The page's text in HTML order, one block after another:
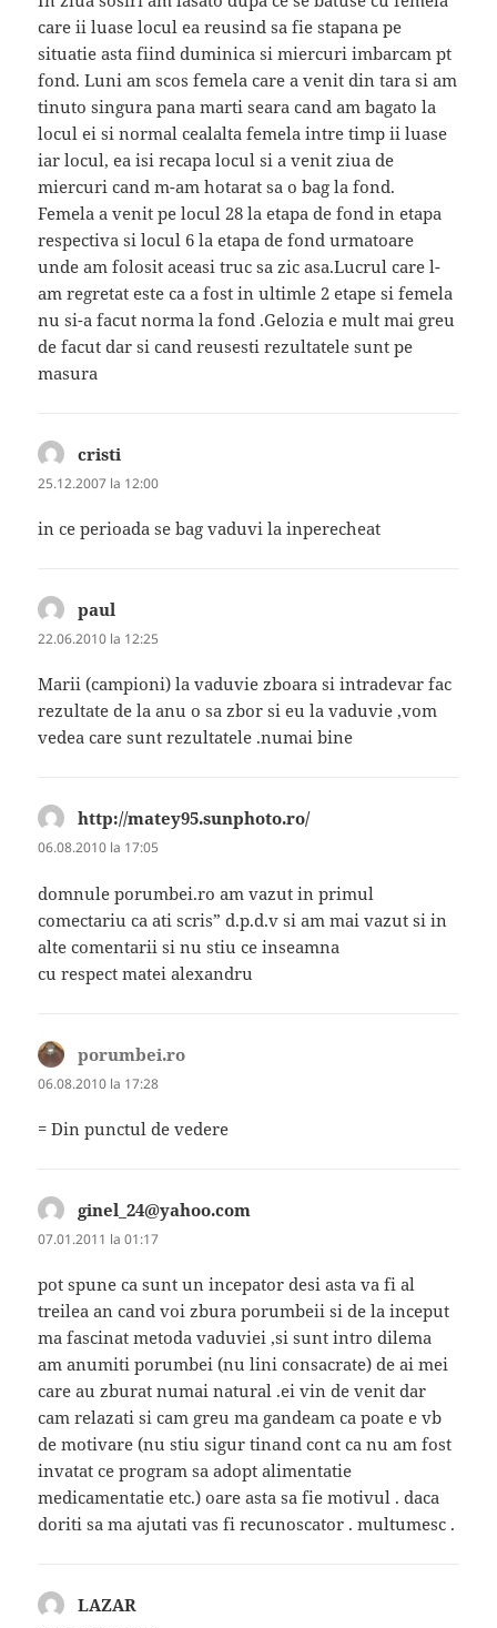
care ii luase locul ea reusind sa fie stapana pe
situatie asta fiind duminica si miercuri imbarcam pt
fond. Luni am scos femela care a venit din tara si am
tinuto singura pana marti seara cand am bagato la
locul ei si normal cealalta femela intre timp ii luase
iar locul, ea isi recapa locul si a venit ziua de
miercuri cand m-am hotarat sa o bag la fond.
Femela a venit pe locul 28 la etapa de fond in etapa
respectiva si locul 6 la etapa de fond urmatoare
unde am folosit aceasi truc sa zic asa.Lucrul care l-
am regretat este ca a fost in ultimle 2 etape si femela
nu si-a facut norma la fond .Gelozia e mult mai greu
de facut dar si cand reusesti rezultatele sunt pe
masura
cristi
25.12.2007 la 12:00
in ce perioada se bag vaduvi la inperecheat
paul
22.06.2010 la 12:25
Marii (campioni) la vaduvie zboara si intradevar fac
rezultate de la anu o sa zbor si eu la vaduvie ,vom
vedea care sunt rezultatele .numai bine
http://matey95.sunphoto.ro/spune:
06.08.2010 la 17:05
domnule porumbei.ro am vazut in primul
comectariu ca ati scris” d.p.d.v si am mai vazut si in
alte comentarii si nu stiu ce inseamna
cu respect matei alexandru
porumbei.ro
06.08.2010 la 17:28
= Din punctul de vedere
ginel_24@yahoo.com
07.01.2011 la 01:17
pot spune ca sunt un incepator desi asta va fi al
treilea an cand voi zbura porumbeii si de la inceput
ma fascinat metoda vaduviei ,si sunt intro dilema
am anumiti porumbei (nu lini consacrate) de ai mei
care au zburat numai natural .ei vin de venit dar
cam relazati si cam greu ma gandeam ca poate e vb
de motivare (nu stiu sigur tinand cont ca nu am fost
invatat ce program sa adopt alimentatie
medicamentatie etc.) oare asta sa fie motivul . daca
doriti sa ma ajutati vas fi recunoscator . multumesc .
LAZAR